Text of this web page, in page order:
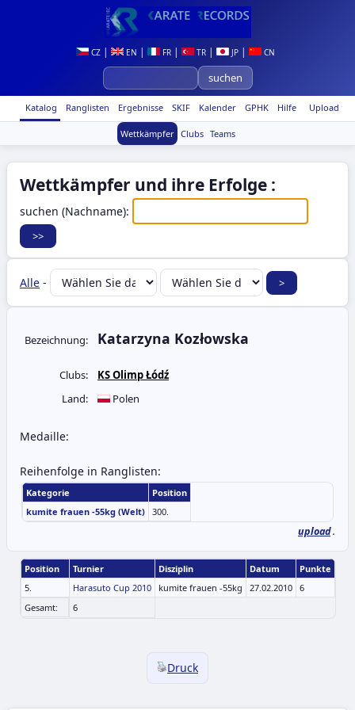
CZ| EN | FR| TR| JP| CN
Upload
Katalog Ranglisten Ergebnisse SKIF Kalender GPHK Hilfe
Wettkämpfer Clubs Teams
Wettkämpfer und ihre Erfolge :
suchen (Nachname):
Alle -
Bezeichnung: Katarzyna Kozłowska
Clubs:
KS Olimp Łódź
Land:
Polen
Medaille:
Reihenfolge in Ranglisten:
Kategorie
Position
kumite frauen -55kg (Welt) 300.
upload.
Position Turnier Disziplin Datum
Punkte
5.
Harasuto Cup 2010 kumite frauen -55kg 27.02.2010
6
Gesamt:
6
Druck